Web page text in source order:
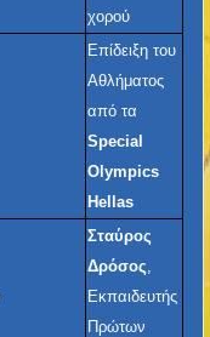
χορού
Επίδειξη του
Αθλήματος
από τα
Special
Olympics
Hellas
Σταύρος
Δρόσος,
Εκπαιδευτής
Πρώτων